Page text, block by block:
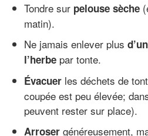
Tondre sur pelouse sèche
matin).
Ne jamais enlever plus
l’herbe par tonte.
Évacuer les déchets de
coupée est peu élevée;
peuvent rester sur place).
Arroser généreusement,